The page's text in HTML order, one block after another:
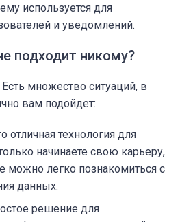
используется для
и уведомлений.
подходит никому?
множество ситуаций, в
вам подойдет:
отличная технология для
начинаете свою карьеру,
можно легко познакомиться с
данных.
решение для